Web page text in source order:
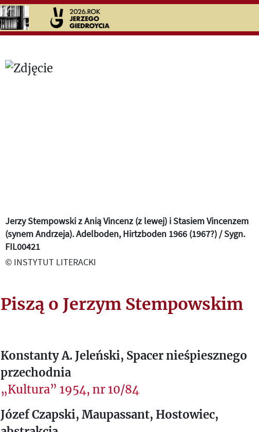
Jerzy Stempowski z Anią Vincenz (z lewej) i Stasiem Vincenzem
(synem Andrzeja). Adelboden, Hirtzboden 1966 (1967?) / Sygn.
FIL00421
© INSTYTUT LITERACKI
Piszą o Jerzym Stempowskim
Konstanty A. Jeleński, Spacer nieśpiesznego
przechodnia
„Kultura” 1954, nr 10/84
Józef Czapski, Maupassant, Hostowiec,